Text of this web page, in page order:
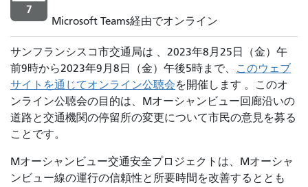
7
Microsoft Teams経由でオンライン
サンフランシスコ市交通局は 、2023年8月25日（金）午
前9時から2023年9月8日（金）午後5時まで、
このウェブ
サイトを通じてオンライン公聴会を開催します 。このオ
ンライン公聴会の目的は、Mオーシャンビュー回廊沿いの
道路と交通機関の停留所の変更について市民の意見を募る
ことです。
Mオーシャンビュー交通安全プロジェクトは、Mオーシャ
ンビュー線の運行の信頼性と所要時間を改善するととも